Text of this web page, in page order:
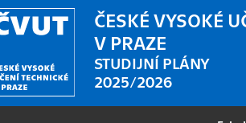
ČESKÉ VYSOKÉ
V PRAZE
STUDIJNÍ PLÁNY
2025/2026